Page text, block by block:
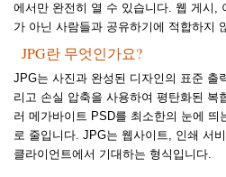
에서만 완전히 열 수 있습니다. 웹 게시,
가 아닌 사람들과 공유하기에 적합하지
JPG란 무엇인가요?
JPG는 사진과 완성된 디자인의 표준 출
리고 손실 압축을 사용하여 평탄화된 복
러 메가바이트 PSD를 최소한의 눈에 띄
로 줄입니다. JPG는 웹사이트, 인쇄 서
클라이언트에서 기대하는 형식입니다.